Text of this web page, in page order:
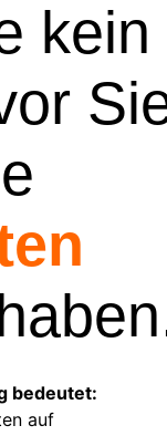
kein
bedeutet:
auf